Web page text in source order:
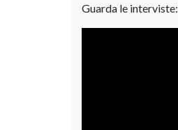
Guarda le interviste: